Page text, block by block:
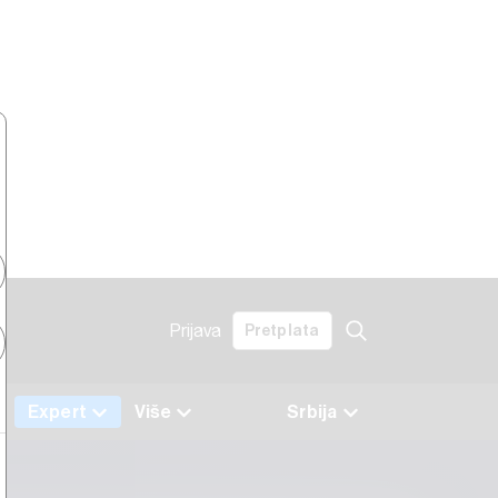
Prijava Pretplata
Srbija
Expert Više